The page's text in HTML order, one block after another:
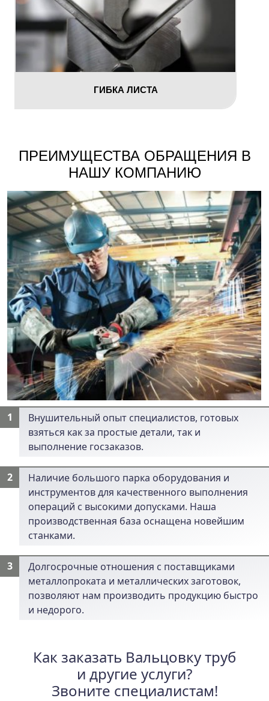
ГИБКА ЛИСТА
ПРЕИМУЩЕСТВА ОБРАЩЕНИЯ В
НАШУ КОМПАНИЮ
Внушительный опыт специалистов, готовых
взяться как за простые детали, так и
выполнение госзаказов.
Наличие большого парка оборудования и
инструментов для качественного выполнения
операций с высокими допусками. Наша
производственная база оснащена новейшим
станками.
Долгосрочные отношения с поставщиками
металлопроката и металлических заготовок,
позволяют нам производить продукцию быстро
и недорого.
Как заказать Вальцовку труб
и другие услуги?
Звоните специалистам!